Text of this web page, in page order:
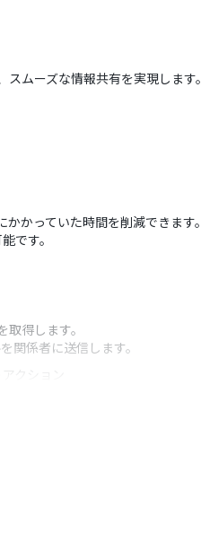
ムーズな情報共有を実現します。
かっていた時間を削減できます。
です。
得します。
係者に送信します。